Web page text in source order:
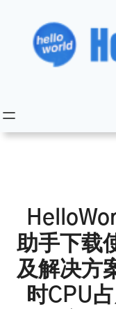
助手下载
及解决方
时CPU